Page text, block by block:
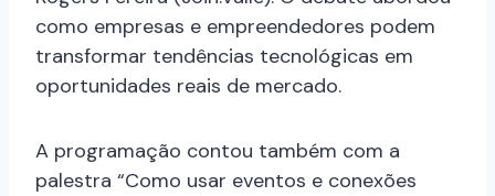
como empresas e empreendedores podem
transformar tendências tecnológicas em
oportunidades reais de mercado.
A programação contou também com a
palestra “Como usar eventos e conexões